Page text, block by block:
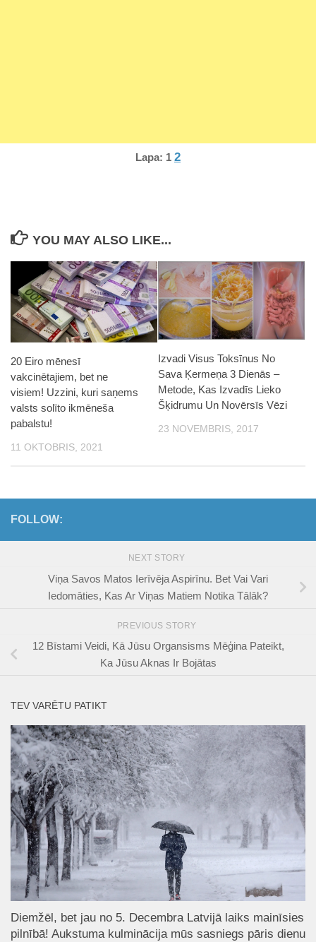
Lapa: 1 2
YOU MAY ALSO LIKE...
20 Eiro mēnesī
vakcinētajiem, bet ne
visiem! Uzzini, kuri saņems
valsts solīto ikmēneša
pabalstu!
11 OKTOBRIS, 2021
Izvadi Visus Toksīnus No
Sava Ķermeņa 3 Dienās –
Metode, Kas Izvadīs Lieko
Šķidrumu Un Novērsīs Vēzi
23 NOVEMBRIS, 2017
FOLLOW:
NEXT STORY
Viņa Savos Matos Ierīvēja Aspirīnu. Bet Vai Vari
Iedomāties, Kas Ar Viņas Matiem Notika Tālāk?
PREVIOUS STORY
12 Bīstami Veidi, Kā Jūsu Organsisms Mēģina Pateikt,
Ka Jūsu Aknas Ir Bojātas
TEV VARĒTU PATIKT
Diemžēl, bet jau no 5. Decembra Latvijā laiks mainīsies
pilnībā! Aukstuma kulminācija mūs sasniegs pāris dienu